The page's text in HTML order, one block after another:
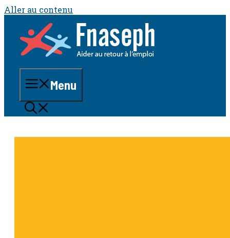
Aller au contenu
Menu